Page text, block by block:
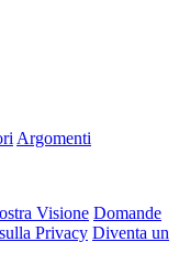
Argomenti
Visione Domande
Privacy Diventa un